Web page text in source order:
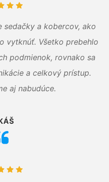
sedačky a kobercov, ako
vytknúť. Všetko prebehlo
podmienok, rovnako sa
a celkový prístup.
aj nabudúce.